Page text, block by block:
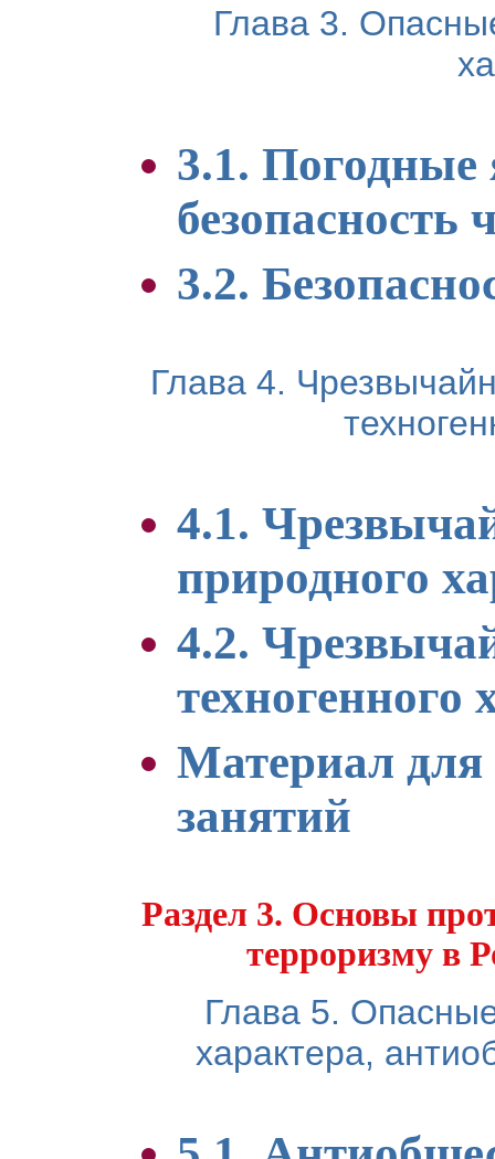
Глава 3.
3.1. Погодные
безопасность
3.2.
Глава 4.
4.1.
природного
4.2.
техногенного
Материал для
занятий
Раздел 3. Основы
терроризму в
Глава 5.
характера,